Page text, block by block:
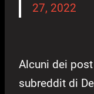
27, 2022
Alcuni dei
subreddit di